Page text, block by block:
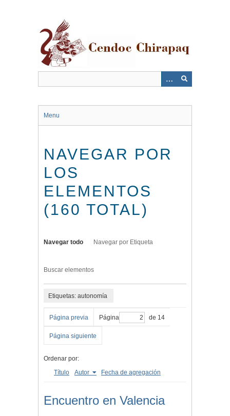
Menu
NAVEGAR POR
LOS
ELEMENTOS
(160 TOTAL)
Navegar todo Navegar por Etiqueta
Buscar elementos
Etiquetas: autonomía
Página previa Página de 14
Página siguiente
Ordenar por:
Título
Autor Fecha de agregación
Encuentro en Valencia